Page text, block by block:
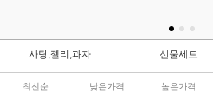
사탕,젤리,과자 선물세트
최신순 낮은가격 높은가격